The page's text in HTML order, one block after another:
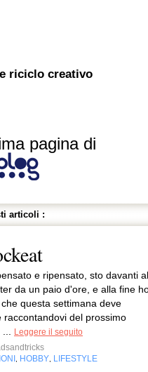
riciclo creativo
pagina di
articoli :
e ripensato, sto davanti al
da un paio d'ore, e alla fine
questa settimana deve
raccontandovi del prossimo
... Leggere il seguito
, HOBBY, LIFESTYLE